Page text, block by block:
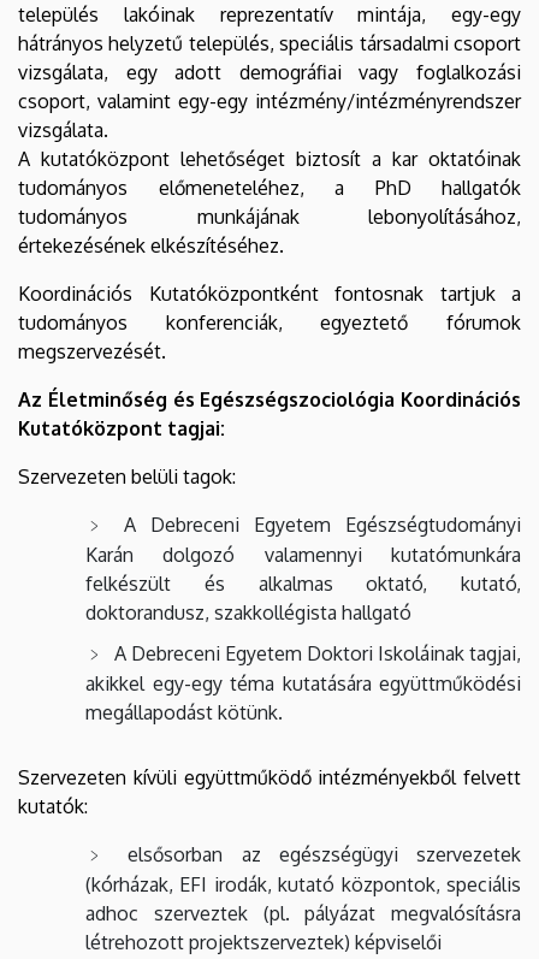
település lakóinak reprezentatív mintája, egy-egy
hátrányos helyzetű település, speciális társadalmi csoport
vizsgálata, egy adott demográfiai vagy foglalkozási
csoport, valamint egy-egy intézmény/intézményrendszer
vizsgálata.
A kutatóközpont lehetőséget biztosít a kar oktatóinak
tudományos előmeneteléhez, a PhD hallgatók
tudományos munkájának lebonyolításához,
értekezésének elkészítéséhez.
Koordinációs Kutatóközpontként fontosnak tartjuk a
tudományos konferenciák, egyeztető fórumok
megszervezését.
Az Életminőség és Egészségszociológia Koordinációs
Kutatóközpont tagjai:
Szervezeten belüli tagok:
A Debreceni Egyetem Egészségtudományi
Karán dolgozó valamennyi kutatómunkára
felkészült és alkalmas oktató, kutató,
doktorandusz, szakkollégista hallgató
A Debreceni Egyetem Doktori Iskoláinak tagjai,
akikkel egy-egy téma kutatására együttműködési
megállapodást kötünk.
Szervezeten kívüli együttműködő intézményekből felvett
kutatók:
elsősorban az egészségügyi szervezetek
(kórházak, EFI irodák, kutató központok, speciális
adhoc szerveztek (pl. pályázat megvalósításra
létrehozott projektszerveztek) képviselői